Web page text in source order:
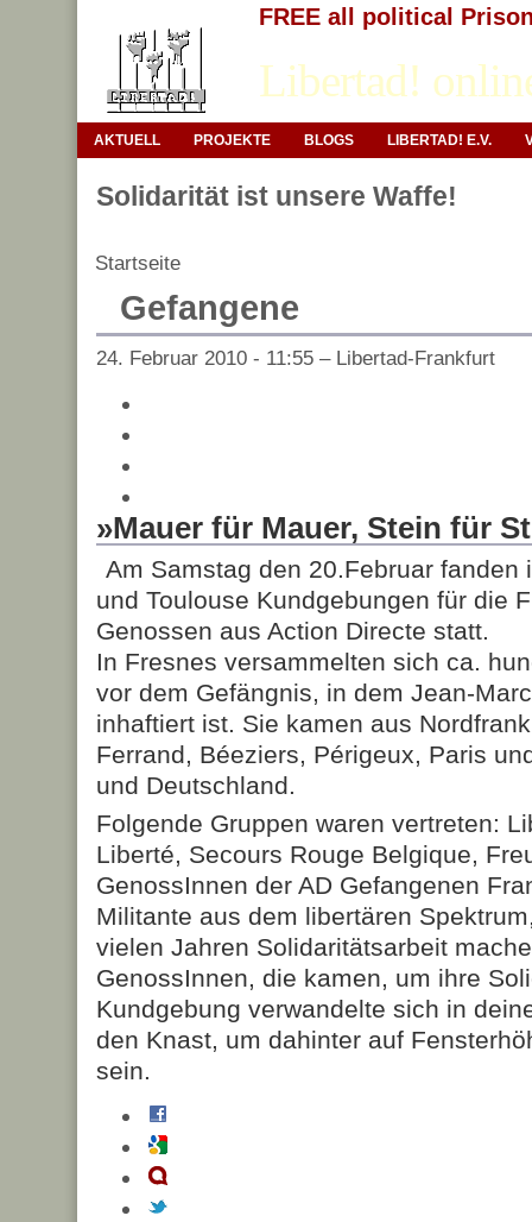
FREE all political
Libertad!
AKTUELL PROJEKTE BLOGS LIBERTAD! E.V.
Solidarität ist unsere Waffe!
Startseite
Gefangene
24. Februar 2010 - 11:55 – Libertad-Frankfurt
»Mauer für Mauer, Stein für
Am Samstag den 20.Februar fanden
und Toulouse Kundgebungen für die
Genossen aus Action Directe statt.
In Fresnes versammelten sich ca.
vor dem Gefängnis, in dem Jean-
inhaftiert ist. Sie kamen aus
Ferrand, Béeziers, Périgeux, Paris
und Deutschland.
Folgende Gruppen waren vertreten:
Liberté, Secours Rouge Belgique,
GenossInnen der AD Gefangenen
Militante aus dem libertären
vielen Jahren Solidaritätsarbeit
GenossInnen, die kamen, um ihre
Kundgebung verwandelte sich in
den Knast, um dahinter auf
sein.